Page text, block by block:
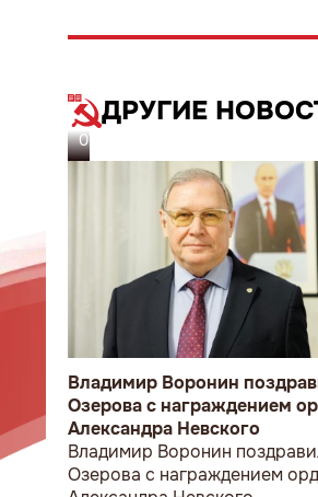
ДРУГИЕ
07.08.26
Владимир Воронин
Озерова с награждением
Александра Невского
Владимир Воронин
Озерова с награждением